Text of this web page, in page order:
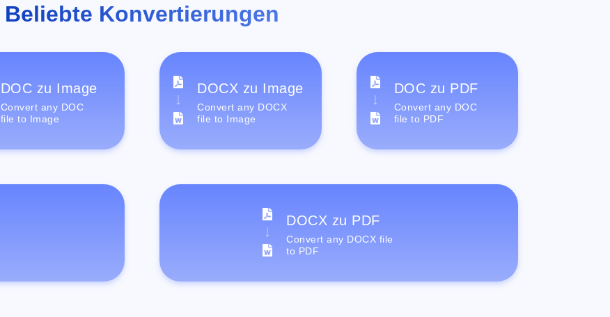
Beliebte Konvertierungen
DOC zu Image
Convert any DOC
file to Image
DOCX zu Image
Convert any DOCX
file to Image
DOC zu PDF
Convert any DOC
file to PDF
DOCX zu PDF
Convert any DOCX file
to PDF